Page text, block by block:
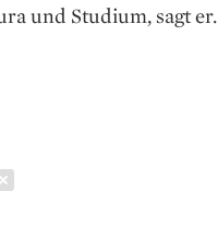
und Studium, sagt er.